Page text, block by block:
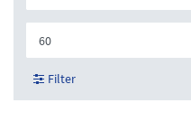
Filter